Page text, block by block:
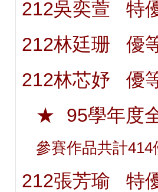
212吳奕萱   特
212林廷珊   優
212林芯妤   優
★
95學年度
參賽作品共計
212張芳瑜   特